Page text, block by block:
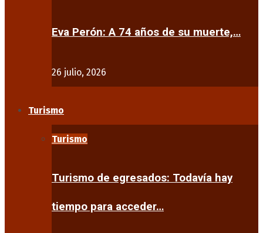
Eva Perón: A 74 años de su muerte,…
26 julio, 2026
Turismo
Turismo
Turismo de egresados: Todavía hay
tiempo para acceder…